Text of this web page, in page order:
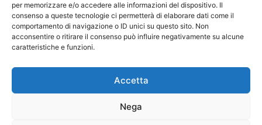
per memorizzare e/o accedere alle informazioni del dispositivo. Il
consenso a queste tecnologie ci permetterà di elaborare dati come il
comportamento di navigazione o ID unici su questo sito. Non
acconsentire o ritirare il consenso può influire negativamente su alcune
caratteristiche e funzioni.
Accetta
Nega
Federazione Nazionale Degli Ordini dei Biologi:
codice fiscale 80069130583
Responsabile sito internet www.fnob.it: Vincenzo